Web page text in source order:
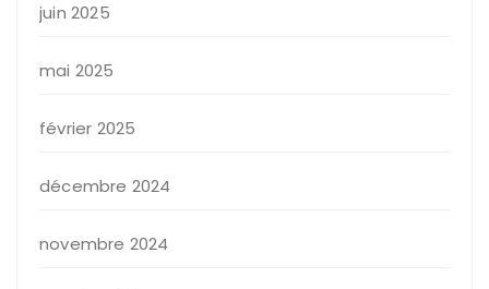
juin 2025
mai 2025
février 2025
décembre 2024
novembre 2024